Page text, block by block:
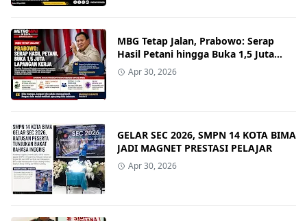
MBG Tetap Jalan, Prabowo: Serap
Hasil Petani hingga Buka 1,5 Juta
Lapangan Kerja
Apr 30, 2026
GELAR SEC 2026, SMPN 14 KOTA BIMA
JADI MAGNET PRESTASI PELAJAR
Apr 30, 2026